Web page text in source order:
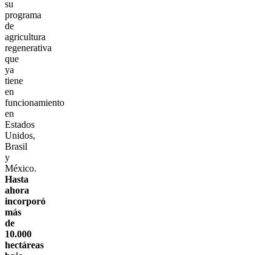
su
programa
de
agricultura
regenerativa
que
ya
tiene
en
funcionamiento
en
Estados
Unidos,
Brasil
y
México.
Hasta
ahora
incorporó
más
de
10.000
hectáreas